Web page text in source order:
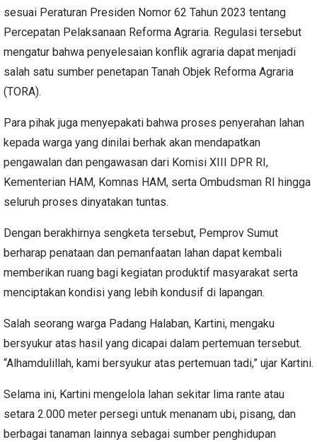
sesuai Peraturan Presiden Nomor 62 Tahun 2023 tentang
Percepatan Pelaksanaan Reforma Agraria. Regulasi tersebut
mengatur bahwa penyelesaian konflik agraria dapat menjadi
salah satu sumber penetapan Tanah Objek Reforma Agraria
(TORA).
Para pihak juga menyepakati bahwa proses penyerahan lahan
kepada warga yang dinilai berhak akan mendapatkan
pengawalan dan pengawasan dari Komisi XIII DPR RI,
Kementerian HAM, Komnas HAM, serta Ombudsman RI hingga
seluruh proses dinyatakan tuntas.
Dengan berakhirnya sengketa tersebut, Pemprov Sumut
berharap penataan dan pemanfaatan lahan dapat kembali
memberikan ruang bagi kegiatan produktif masyarakat serta
menciptakan kondisi yang lebih kondusif di lapangan.
Salah seorang warga Padang Halaban, Kartini, mengaku
bersyukur atas hasil yang dicapai dalam pertemuan tersebut.
“Alhamdulillah, kami bersyukur atas pertemuan tadi,” ujar Kartini.
Selama ini, Kartini mengelola lahan sekitar lima rante atau
setara 2.000 meter persegi untuk menanam ubi, pisang, dan
berbagai tanaman lainnya sebagai sumber penghidupan